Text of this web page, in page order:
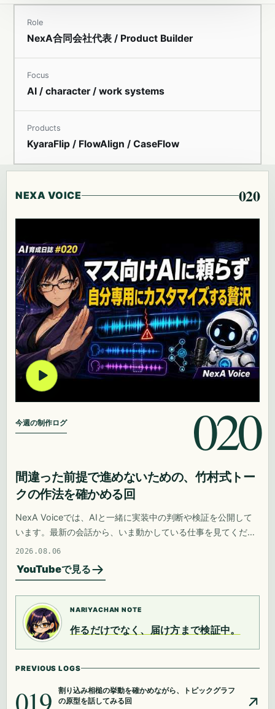
Role
NexA合同会社代表 / Product Builder
Focus
AI / character / work systems
Products
KyaraFlip / FlowAlign / CaseFlow
NEXA VOICE 020
今週の制作ログ 020
間違った前提で進めないための、竹村式トー
クの作法を確かめる回
NexA Voiceでは、AIと一緒に実装中の判断や検証を公開して
います。最新の会話から、いま動かしている仕事を見てくださ
い。
2026.08.06
YouTubeで見る
NARIYACHAN NOTE
作るだけでなく、届け方まで検証中。
PREVIOUS LOGS
019
割り込み相槌の挙動を確かめながら、トピックグラフ
の原型を話してみる回